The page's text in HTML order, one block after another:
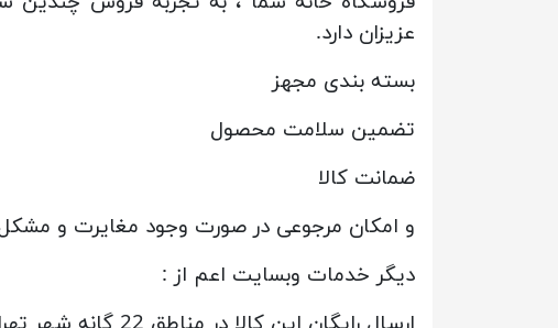
عزیزان دارد.
بسته بندی مجهز
تضمین سلامت محصول
ضمانت کالا
و امکان مرجوعی در صورت وجود مغایرت و
دیگر خدمات وبسایت اعم از :